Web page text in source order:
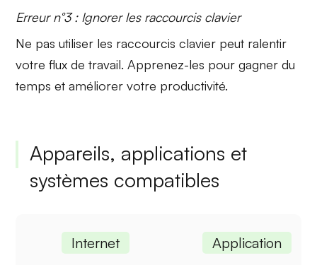
Erreur n°3 : Ignorer les raccourcis clavier
Ne pas utiliser les raccourcis clavier peut ralentir
votre flux de travail. Apprenez-les pour gagner du
temps et améliorer votre productivité.
Appareils, applications et
systèmes compatibles
Internet Application